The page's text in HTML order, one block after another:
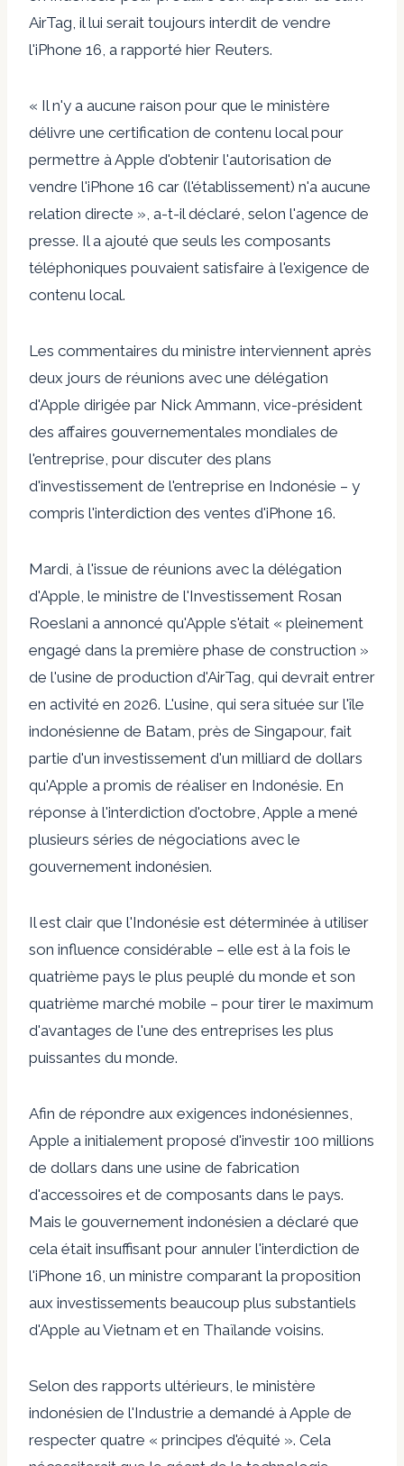
AirTag, il lui serait toujours interdit de vendre
l'iPhone 16, a rapporté hier Reuters.
« Il n'y a aucune raison pour que le ministère
délivre une certification de contenu local pour
permettre à Apple d'obtenir l'autorisation de
vendre l'iPhone 16 car (l'établissement) n'a aucune
relation directe », a-t-il déclaré, selon l'agence de
presse. Il a ajouté que seuls les composants
téléphoniques pouvaient satisfaire à l'exigence de
contenu local.
Les commentaires du ministre interviennent après
deux jours de réunions avec une délégation
d'Apple dirigée par Nick Ammann, vice-président
des affaires gouvernementales mondiales de
l'entreprise, pour discuter des plans
d'investissement de l'entreprise en Indonésie – y
compris l'interdiction des ventes d'iPhone 16.
Mardi, à l'issue de réunions avec la délégation
d'Apple, le ministre de l'Investissement Rosan
Roeslani a annoncé qu'Apple s'était « pleinement
engagé dans la première phase de construction »
de l'usine de production d'AirTag, qui devrait entrer
en activité en 2026. L'usine, qui sera située sur l'île
indonésienne de Batam, près de Singapour, fait
partie d'un investissement d'un milliard de dollars
qu'Apple a promis de réaliser en Indonésie. En
réponse à l'interdiction d'octobre, Apple a mené
plusieurs séries de négociations avec le
gouvernement indonésien.
Il est clair que l'Indonésie est déterminée à utiliser
son influence considérable – elle est à la fois le
quatrième pays le plus peuplé du monde et son
quatrième marché mobile – pour tirer le maximum
d'avantages de l'une des entreprises les plus
puissantes du monde.
Afin de répondre aux exigences indonésiennes,
Apple a initialement proposé d'investir 100 millions
de dollars dans une usine de fabrication
d'accessoires et de composants dans le pays.
Mais le gouvernement indonésien a déclaré que
cela était insuffisant pour annuler l'interdiction de
l'iPhone 16, un ministre comparant la proposition
aux investissements beaucoup plus substantiels
d'Apple au Vietnam et en Thaïlande voisins.
Selon des rapports ultérieurs, le ministère
indonésien de l'Industrie a demandé à Apple de
respecter quatre « principes d'équité ». Cela